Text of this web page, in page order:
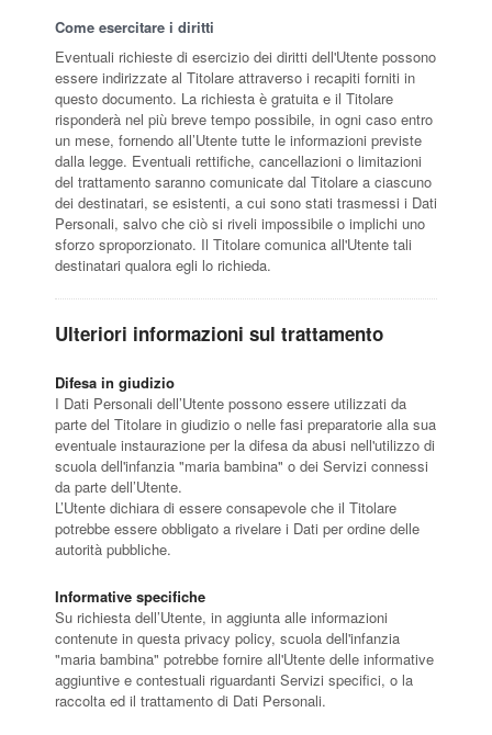
Come esercitare i diritti
Eventuali richieste di esercizio dei diritti dell'Utente possono
essere indirizzate al Titolare attraverso i recapiti forniti in
questo documento. La richiesta è gratuita e il Titolare
risponderà nel più breve tempo possibile, in ogni caso entro
un mese, fornendo all’Utente tutte le informazioni previste
dalla legge. Eventuali rettifiche, cancellazioni o limitazioni
del trattamento saranno comunicate dal Titolare a ciascuno
dei destinatari, se esistenti, a cui sono stati trasmessi i Dati
Personali, salvo che ciò si riveli impossibile o implichi uno
sforzo sproporzionato. Il Titolare comunica all'Utente tali
destinatari qualora egli lo richieda.
Ulteriori informazioni sul trattamento
Difesa in giudizio
I Dati Personali dell’Utente possono essere utilizzati da
parte del Titolare in giudizio o nelle fasi preparatorie alla sua
eventuale instaurazione per la difesa da abusi nell'utilizzo di
scuola dell'infanzia "maria bambina" o dei Servizi connessi
da parte dell’Utente.
L’Utente dichiara di essere consapevole che il Titolare
potrebbe essere obbligato a rivelare i Dati per ordine delle
autorità pubbliche.
Informative specifiche
Su richiesta dell’Utente, in aggiunta alle informazioni
contenute in questa privacy policy, scuola dell'infanzia
"maria bambina" potrebbe fornire all'Utente delle informative
aggiuntive e contestuali riguardanti Servizi specifici, o la
raccolta ed il trattamento di Dati Personali.